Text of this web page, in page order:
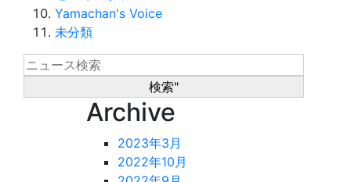
Yamachan's Voice
未分類
Archive
2023年3月
2022年10月